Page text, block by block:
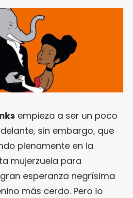
empieza a ser un poco
sin embargo, que
plenamente en la
mujerzuela para
esperanza negrísima
más cerdo. Pero lo